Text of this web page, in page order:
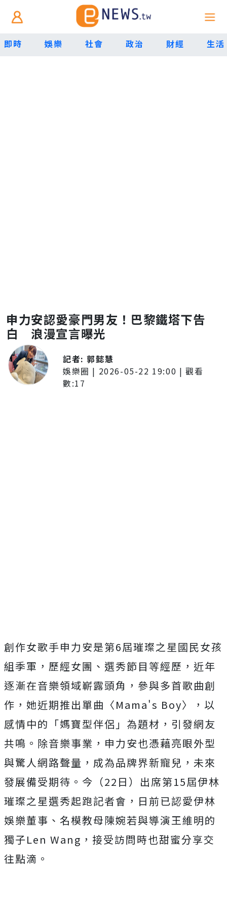
即時 娛樂 社會 政治 財經 生活
申力安認愛豪門男友！巴黎鐵塔下告
白 浪漫宣言曝光
記者:郭懿慧
娛樂圈 | 2026-05-22 19:00 | 觀看
數:17
創作女歌手申力安是第6屆璀璨之星國民女孩
組季軍，歷經女團、選秀節目等經歷，近年
逐漸在音樂領域嶄露頭角，參與多首歌曲創
作，她近期推出單曲〈Mama's Boy〉，以
感情中的「媽寶型伴侶」為題材，引發網友
共鳴。除音樂事業，申力安也憑藉亮眼外型
與驚人網路聲量，成為品牌界新寵兒，未來
發展備受期待。今（22日）出席第15屆伊林
璀璨之星選秀起跑記者會，日前已認愛伊林
娛樂董事、名模教母陳婉若與導演王維明的
獨子Len Wang，接受訪問時也甜蜜分享交
往點滴。